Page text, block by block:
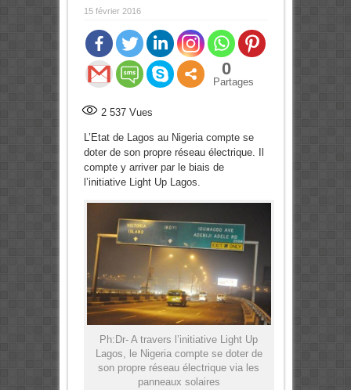
15 février 2016
0
Partages
2 537Vues
L’Etat de Lagos au Nigeria compte se
doter de son propre réseau électrique. Il
compte y arriver par le biais de
l’initiative Light Up Lagos.
Ph:Dr- A travers l’initiative Light Up
Lagos, le Nigeria compte se doter de
son propre réseau électrique via les
panneaux solaires